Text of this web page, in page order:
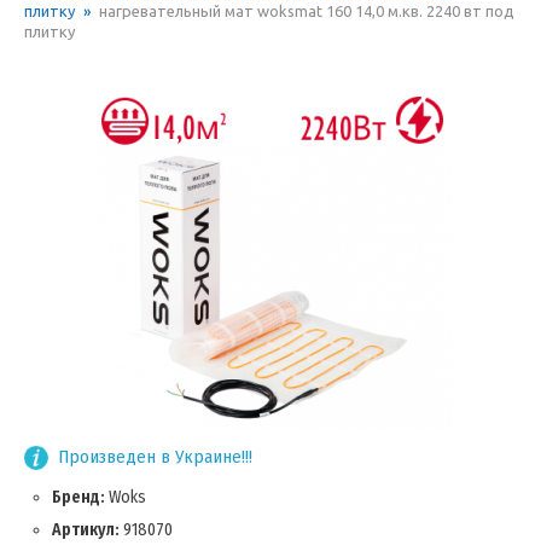
плитку » нагревательный мат woksmat 160 14,0 м.кв. 2240 вт под
плитку
Произведен в Украине!!!
Бренд: Woks
Артикул: 918070